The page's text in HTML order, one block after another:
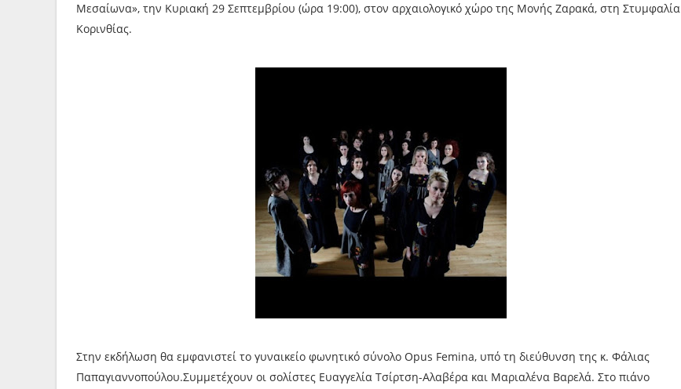
Μεσαίωνα», την Κυριακή 29 Σεπτεμβρίου (ώρα 19:00), στον αρχαιολογικό χώρο της Μονής Ζαρακά, στη Στυμφαλία
Κορινθίας.
Στην εκδήλωση θα εμφανιστεί το γυναικείο φωνητικό σύνολο Opus Femina, υπό τη διεύθυνση της κ. Φάλιας
Παπαγιαννοπούλου.Συμμετέχουν οι σολίστες Ευαγγελία Τσίρτση-Αλαβέρα και Μαριαλένα Βαρελά. Στο πιάνο